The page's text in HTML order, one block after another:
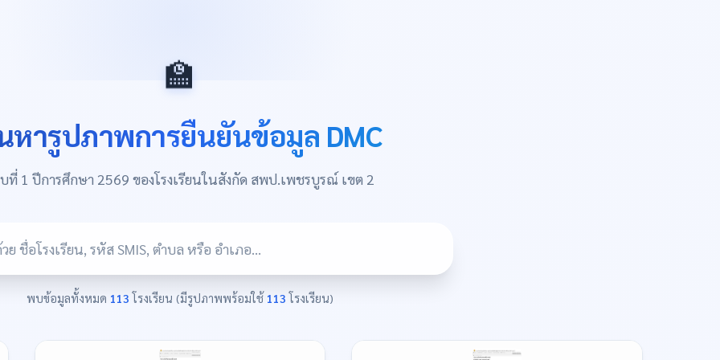
🏫
หารูปภาพการยืนยันข้อมูล DMC
ที่ 1 ปีการศึกษา 2569 ของโรงเรียนในสังกัด สพป.เพชรบูรณ์ เขต 2
พบข้อมูลทั้งหมด 113 โรงเรียน (มีรูปภาพพร้อมใช้ 113 โรงเรียน)